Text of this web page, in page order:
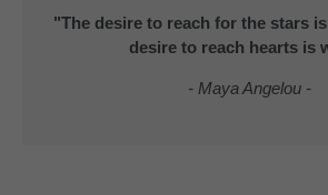
"The desire to reach for the stars
desire to reach hearts is
- Maya Angelou -